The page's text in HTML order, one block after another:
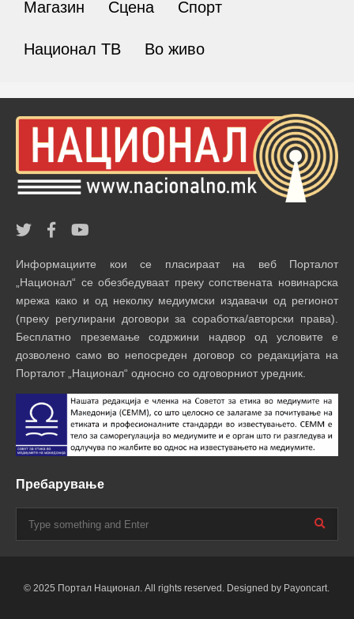
Магазин Сцена Спорт
Национал ТВ Во живо
Информациите кои се пласираат на веб Порталот
„Национал“ се обезбедуваат преку сопствената новинарска
мрежа како и од неколку медиумски издавачи од регионот
(преку регулирани договори за соработка/авторски права).
Бесплатно преземање содржини надвор од условите е
дозволено само во непосреден договор со редакцијата на
Порталот „Национал“ односно со одговорниот уредник.
Пребарување
© 2025 Портал Национал. All rights reserved. Designed by Payoncart.